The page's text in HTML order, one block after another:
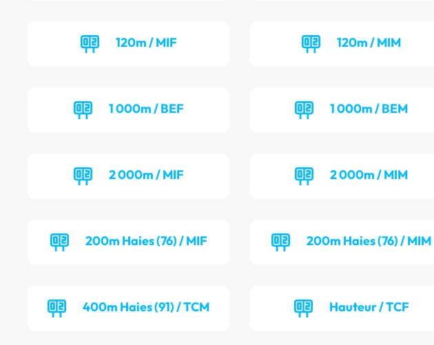
120m / MIF 120m / MIM
1 000m / BEF 1 000m / BEM
2 000m / MIF 2 000m / MIM
200m Haies (76) / MIF 200m Haies (76) / MIM
400m Haies (91) / TCM Hauteur / TCF